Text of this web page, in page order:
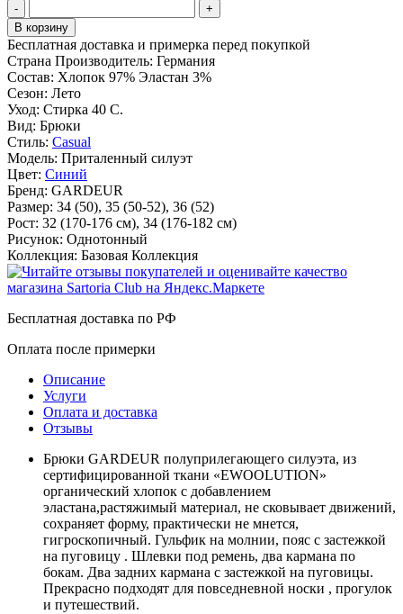
-
+
В корзину
Бесплатная доставка и примерка перед покупкой
Страна Производитель: Германия
Состав: Хлопок 97% Эластан 3%
Сезон: Лето
Уход: Стирка 40 С.
Вид: Брюки
Стиль: Casual
Модель: Приталенный силуэт
Цвет: Синий
Бренд: GARDEUR
Размер: 34 (50), 35 (50-52), 36 (52)
Рост: 32 (170-176 cм), 34 (176-182 см)
Рисунок: Однотонный
Коллекция: Базовая Коллекция
Бесплатная доставка по РФ
Оплата после примерки
Описание
Услуги
Оплата и доставка
Отзывы
Брюки GARDEUR полуприлегающего силуэта, из
сертифицированной ткани «EWOOLUTION»
органический хлопок с добавлением
эластана,растяжимый материал, не сковывает движений,
сохраняет форму, практически не мнется,
гигроскопичный. Гульфик на молнии, пояс с застежкой
на пуговицу . Шлевки под ремень, два кармана по
бокам. Два задних кармана с застежкой на пуговицы.
Прекрасно подходят для повседневной носки , прогулок
и путешествий.